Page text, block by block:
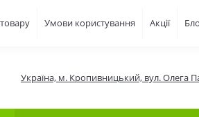
Умови користування Акції
Україна, м. Кропивницький, вул. Олега